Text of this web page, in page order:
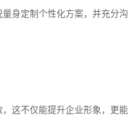
身定制个性化方案，并充分沟
这不仅能提升企业形象，更能